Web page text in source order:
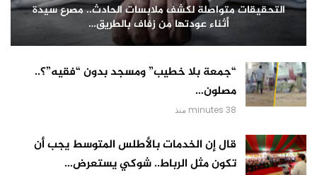
التحقيقات متواصلة لكشف ملابسات الحادث.. مصرع سيدة
أثناء عودتها من زفاف بالطريق…
“جمعة بلا خطيب” ومسجد بدون “فقيه”؟..
مصلون…
38 minutes منذ
قال إن الخدمات بالأطلس المتوسط يجب أن
تكون مثل الرباط.. شوكي يستعرض…